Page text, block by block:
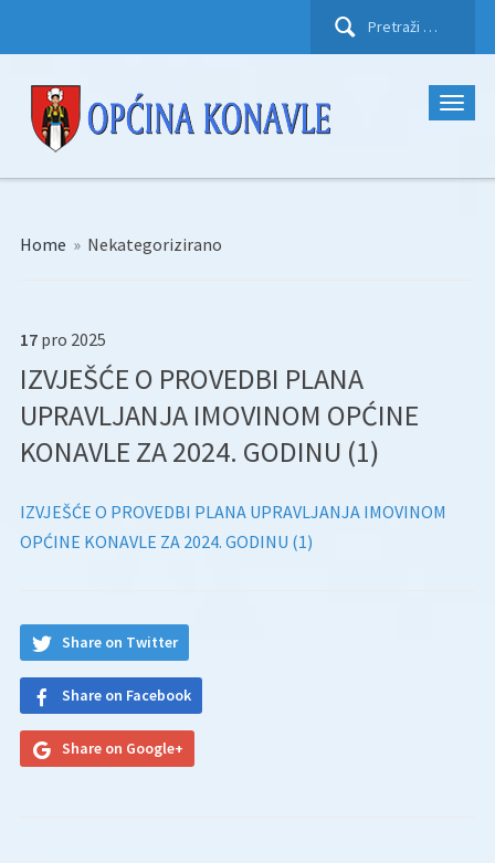
Pretraži:
Home » Nekategorizirano
17 pro 2025
IZVJEŠĆE O PROVEDBI PLANA
UPRAVLJANJA IMOVINOM OPĆINE
KONAVLE ZA 2024. GODINU (1)
IZVJEŠĆE O PROVEDBI PLANA UPRAVLJANJA IMOVINOM
OPĆINE KONAVLE ZA 2024. GODINU (1)
Share on Twitter
Share on Facebook
Share on Google+